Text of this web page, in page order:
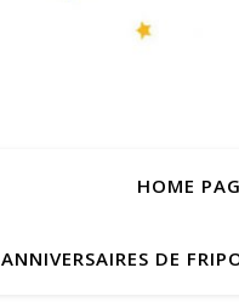
HOME
ANNIVERSAIRES DE